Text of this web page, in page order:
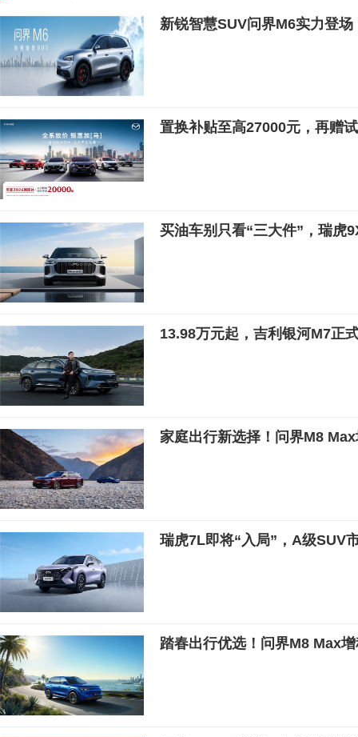
新锐智慧SUV问界M6实力登场
置换补贴至高27000元，再赠
买油车别只看“三大件”，瑞虎
13.98万元起，吉利银河M7正
家庭出行新选择！问界M8
瑞虎7L即将“入局”，A级SUV
踏春出行优选！问界M8 Max